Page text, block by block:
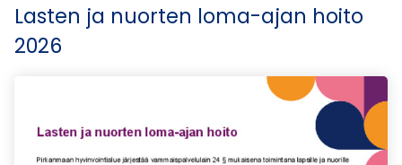
Lasten ja nuorten loma-ajan hoito
2026